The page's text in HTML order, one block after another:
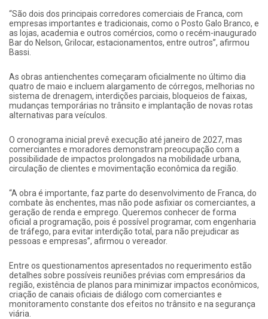
“São dois dos principais corredores comerciais de Franca, com
empresas importantes e tradicionais, como o Posto Galo Branco, e
as lojas, academia e outros comércios, como o recém-inaugurado
Bar do Nelson, Grilocar, estacionamentos, entre outros”, afirmou
Bassi.
As obras antienchentes começaram oficialmente no último dia
quatro de maio e incluem alargamento de córregos, melhorias no
sistema de drenagem, interdições parciais, bloqueios de faixas,
mudanças temporárias no trânsito e implantação de novas rotas
alternativas para veículos.
O cronograma inicial prevê execução até janeiro de 2027, mas
comerciantes e moradores demonstram preocupação com a
possibilidade de impactos prolongados na mobilidade urbana,
circulação de clientes e movimentação econômica da região.
“A obra é importante, faz parte do desenvolvimento de Franca, do
combate às enchentes, mas não pode asfixiar os comerciantes, a
geração de renda e emprego. Queremos conhecer de forma
oficial a programação, pois é possível programar, com engenharia
de tráfego, para evitar interdição total, para não prejudicar as
pessoas e empresas”, afirmou o vereador.
Entre os questionamentos apresentados no requerimento estão
detalhes sobre possíveis reuniões prévias com empresários da
região, existência de planos para minimizar impactos econômicos,
criação de canais oficiais de diálogo com comerciantes e
monitoramento constante dos efeitos no trânsito e na segurança
viária.